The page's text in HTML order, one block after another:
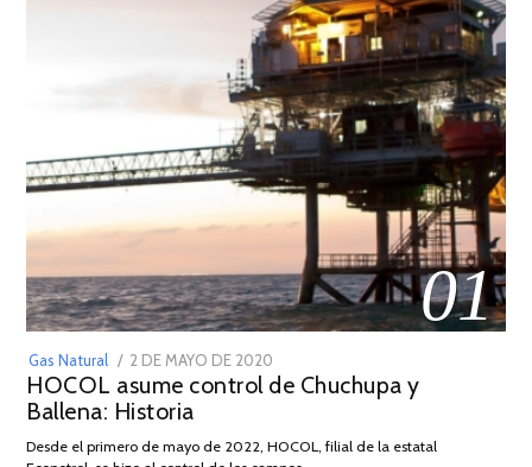
01
Gas Natural
POSTED
ON
2 DE MAYO DE 2020
DE
2026
HOCOL asume control de Chuchupa y
Ballena: Historia
Desde el primero de mayo de 2022, HOCOL, filial de la estatal